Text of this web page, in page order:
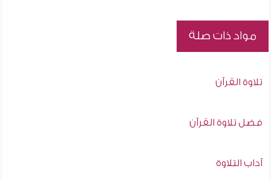
مواد ذات صلة
تلاوة القرآن
فضل تلاوة القرآن
آداب التلاوة